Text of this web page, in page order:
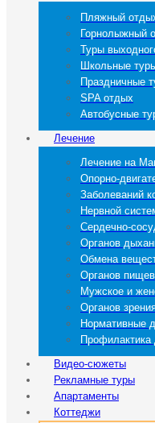
Пляжный
Горнолыжный
Туры
Школьные
Праздничные
SPA отдых
Автобусные
Лечение
Лечение на
Опорно-
Заболеваний
Нервной
Сердечно-
Органов
Обмена
Органов
Мужское и
Органов
Нормативные
Профилактика
Видео-сюжеты
Рекламные туры
Апартаменты
Коттеджи